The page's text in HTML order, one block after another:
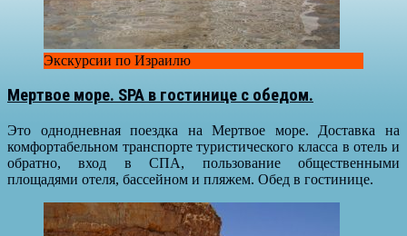
Экскурсии по Израилю
Мертвое море. SPA в гостинице с обедом.
Это однодневная поездка на Мертвое море. Доставка на
комфортабельном транспорте туристического класса в отель и
обратно, вход в СПА, пользование общественными
площадями отеля, бассейном и пляжем. Обед в гостинице.